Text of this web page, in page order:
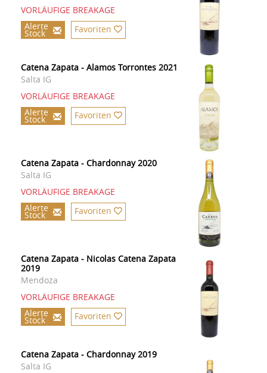
VORLÄUFIGE BREAKAGE
Alerte
Stock Favoriten
Catena Zapata - Alamos Torrontes 2021
Salta IG
VORLÄUFIGE BREAKAGE
Alerte
Stock Favoriten
Catena Zapata - Chardonnay 2020
Salta IG
VORLÄUFIGE BREAKAGE
Alerte
Stock Favoriten
Catena Zapata - Nicolas Catena Zapata
2019
Mendoza
VORLÄUFIGE BREAKAGE
Alerte
Stock Favoriten
Catena Zapata - Chardonnay 2019
Salta IG